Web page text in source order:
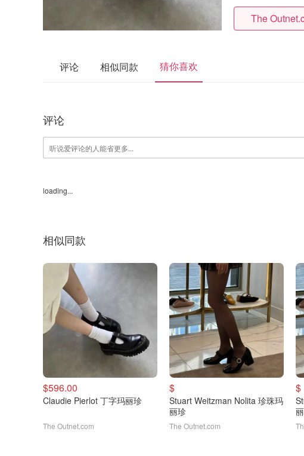
The
评论 相似同款 猜你喜欢
评论
loading...
相似同款
$596.00
Claudie Pierlot 丁字玛丽珍
The Outnet.com
$
Stuart Weitzman Nolita 珍珠玛
丽珍
The Outnet.com
$